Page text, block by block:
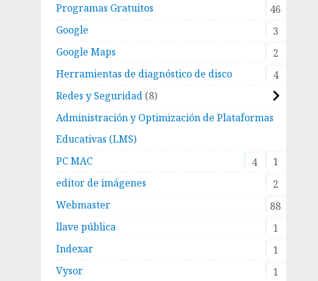
Programas Gratuitos
46
Google
3
Google Maps
2
Herramientas de diagnóstico de disco
4
Redes y Seguridad 8
Administración y Optimización de Plataformas
Educativas (LMS)
1
PC MAC
4
editor de imágenes
2
Webmaster
88
llave pública
1
Indexar
1
Vysor
1